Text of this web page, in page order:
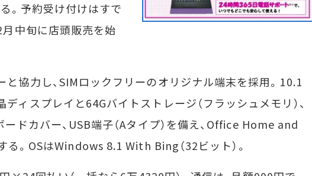
。予約受け付けはすで
月中旬に店頭販売を始
協力し、SIMロックフリーのオリジナル端末を採用。10.1
ィスプレイと64Gバイトストレージ（フラッシュメモリ）、
ドカバー、USB端子（Aタイプ）を備え、Office Home and
。OSはWindows 8.1 With Bing（32ビット）。